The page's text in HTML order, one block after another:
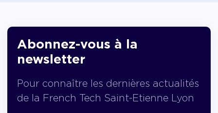
Abonnez-vous à la
newsletter
Pour connaître les dernières actualités
de la French Tech Saint-Etienne Lyon